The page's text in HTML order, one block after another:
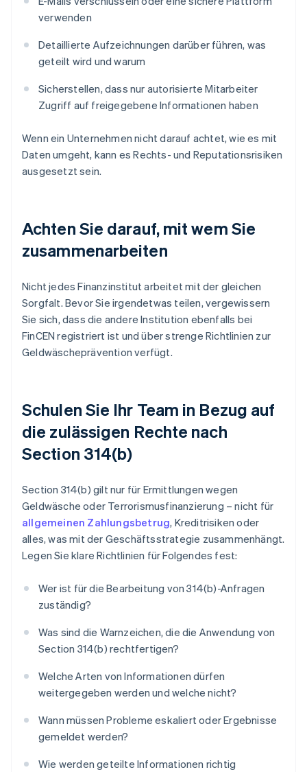
verwenden
Detaillierte Aufzeichnungen darüber führen, was
geteilt wird und warum
Sicherstellen, dass nur autorisierte Mitarbeiter
Zugriff auf freigegebene Informationen haben
Wenn ein Unternehmen nicht darauf achtet, wie es mit
Daten umgeht, kann es Rechts- und Reputationsrisiken
ausgesetzt sein.
Achten Sie darauf, mit wem Sie
zusammenarbeiten
Nicht jedes Finanzinstitut arbeitet mit der gleichen
Sorgfalt. Bevor Sie irgendetwas teilen, vergewissern
Sie sich, dass die andere Institution ebenfalls bei
FinCEN registriert ist und über strenge Richtlinien zur
Geldwäscheprävention verfügt.
Schulen Sie Ihr Team in Bezug auf
die zulässigen Rechte nach
Section 314(b)
Section 314(b) gilt nur für Ermittlungen wegen
Geldwäsche oder Terrorismusfinanzierung – nicht für
allgemeinen Zahlungsbetrug, Kreditrisiken oder
alles, was mit der Geschäftsstrategie zusammenhängt.
Legen Sie klare Richtlinien für Folgendes fest:
Wer ist für die Bearbeitung von 314(b)-Anfragen
zuständig?
Was sind die Warnzeichen, die die Anwendung von
Section 314(b) rechtfertigen?
Welche Arten von Informationen dürfen
weitergegeben werden und welche nicht?
Wann müssen Probleme eskaliert oder Ergebnisse
gemeldet werden?
Wie werden geteilte Informationen richtig